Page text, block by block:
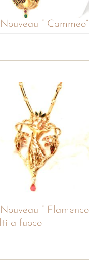
” Cammeo”
”
a fuoco